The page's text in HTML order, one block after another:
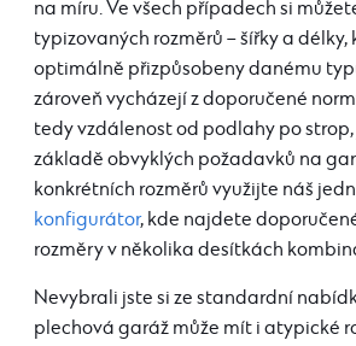
na míru. Ve všech případech si
typizovaných rozměrů – šířky a délky,
optimálně přizpůsobeny danému
zároveň vycházejí z doporučené
tedy vzdálenost od podlahy po
základě obvyklých požadavků na
konkrétních rozměrů využijte náš
konfigurátor, kde najdete
rozměry v několika desítkách
Nevybrali jste si ze standardní
plechová garáž může mít i atypické